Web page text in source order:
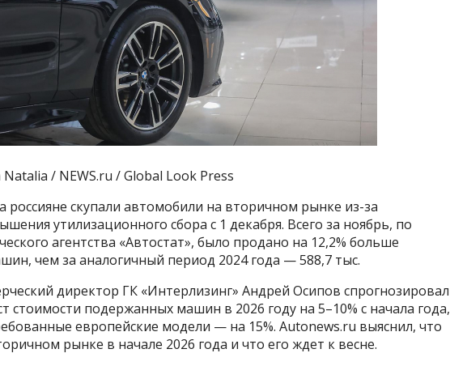
/ NEWS.ru / Global Look Press
россияне скупали автомобили на вторичном рынке из-за
утилизационного сбора с 1 декабря. Всего за ноябрь, по
агентства «Автостат», было продано на 12,2% больше
чем за аналогичный период 2024 года — 588,7 тыс.
директор ГК «Интерлизинг» Андрей Осипов спрогнозировал
стоимости подержанных машин в 2026 году на 5–10% с начала года,
европейские модели — на 15%. Autonews.ru выяснил, что
рынке в начале 2026 года и что его ждет к весне.